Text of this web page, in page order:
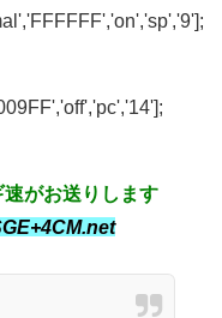
がお送りします